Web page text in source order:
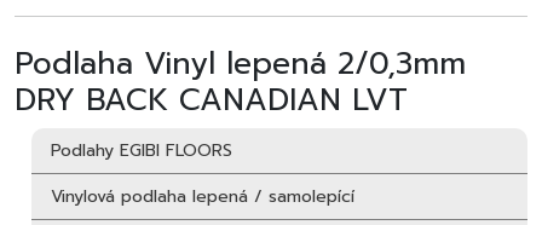
Podlaha Vinyl lepená 2/0,3mm
DRY BACK CANADIAN LVT
Podlahy EGIBI FLOORS
Vinylová podlaha lepená / samolepící